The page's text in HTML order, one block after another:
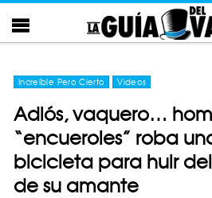
Increíble Pero Cierto Videos
Adiós, vaquero…
“encueroles” roba
bicicleta para huir
de su amante